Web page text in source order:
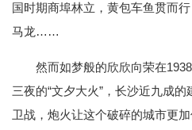
国时期商埠林立，黄包车鱼贯而
马龙……
然而如梦般的欣欣向荣在
三夜的“文夕大火”，长沙近九成
卫战，炮火让这个破碎的城市更